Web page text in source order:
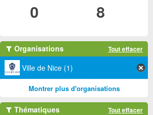
0 8
Organisations Tout effacer
Ville de Nice (1)
Montrer plus d'organisations
Thématiques Tout effacer